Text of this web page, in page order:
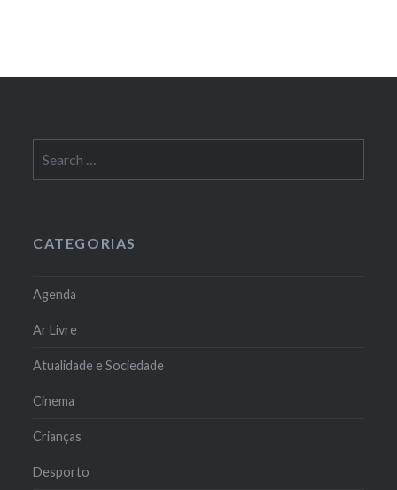
for:
CATEGORIAS
Agenda
Ar Livre
Atualidade e Sociedade
Cinema
Crianças
Desporto